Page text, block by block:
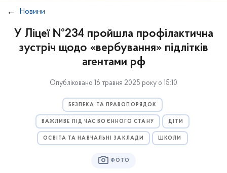
Новини
У Ліцеї №234 пройшла профілактична
зустріч щодо «вербування» підлітків
агентами рф
Опубліковано 16 травня 2025 року о 15:10
БЕЗПЕКА ТА ПРАВОПОРЯДОК
ВАЖЛИВЕ ПІД ЧАС ВОЄННОГО СТАНУ ДІТИ
ОСВІТА ТА НАВЧАЛЬНІ ЗАКЛАДИ ШКОЛИ
ФОТО